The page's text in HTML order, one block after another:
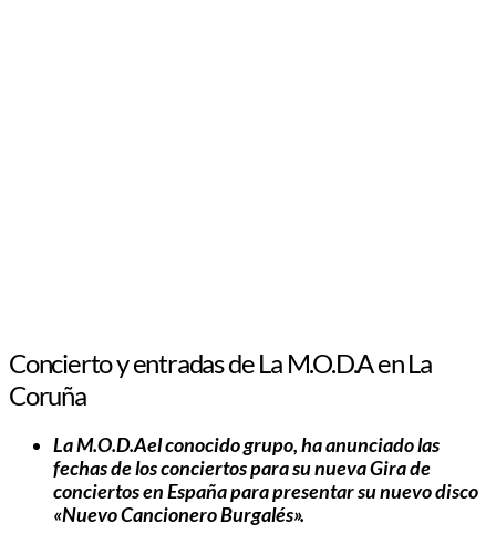
Concierto y entradas de La M.O.D.A en La
Coruña
La M.O.D.Ael conocido grupo, ha anunciado las
fechas de los conciertos para su nueva Gira de
conciertos en España para presentar su nuevo disco
«Nuevo Cancionero Burgalés».